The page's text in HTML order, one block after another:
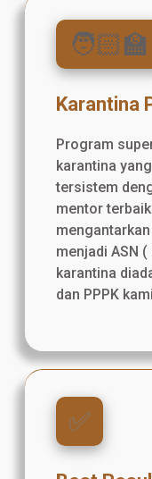
🧑🏻‍🏫
Karantina
Program
karantina
tersistem
mentor
menjadi ASN (
karantina
dan PPPK
✅️